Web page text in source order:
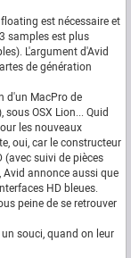
est nécessaire et
samples est plus
L'argument d'Avid
de génération
d'un MacPro de
OSX Lion... Quid
les nouveaux
oui, car le constructeur
suivi de pièces
annonce aussi que
HD bleues.
peine de se retrouver
souci, quand on leur